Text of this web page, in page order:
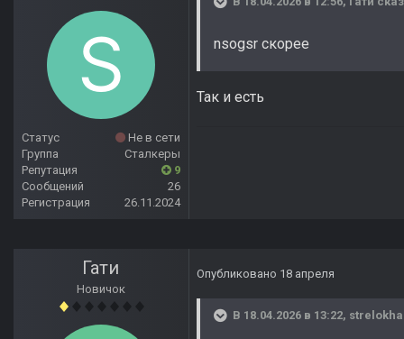
Статус
Не в сети
Группа
Сталкеры
Репутация
9
Сообщений
26
Регистрация
26.11.2024
nsogsr скорее
Так и есть
Гати
Новичок
Опубликовано 18 апреля
В 18.04.2026 в 13:22,